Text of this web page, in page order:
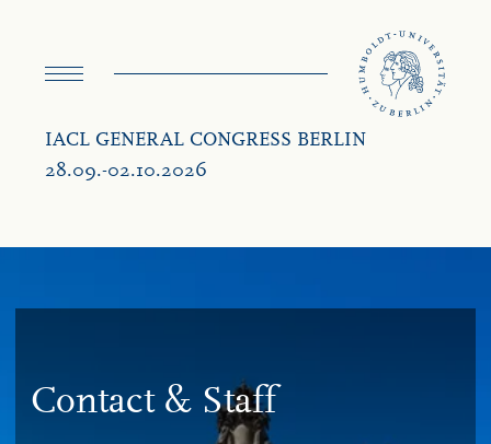
navigation
IACL GENERAL CONGRESS BERLIN
28.09.-02.10.2026
Con­tact & Staff